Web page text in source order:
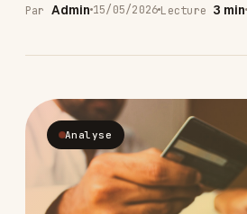
Par Admin 15/05/2026 Lecture 3 min
Analyse